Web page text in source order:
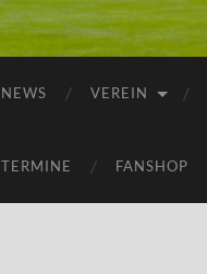
NEWS VEREIN
TERMINE FANSHOP